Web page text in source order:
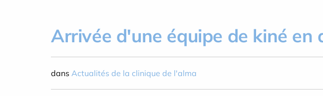
Arrivée d'une équipe de kiné en
dans Actualités de la clinique de l'alma